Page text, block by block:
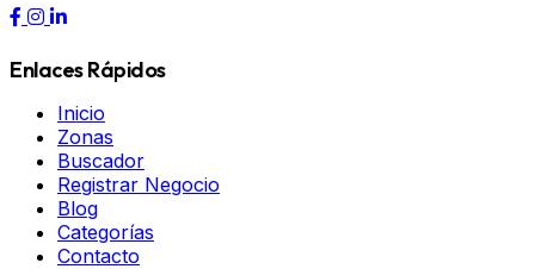
Enlaces Rápidos
Inicio
Zonas
Buscador
Registrar Negocio
Blog
Categorías
Contacto